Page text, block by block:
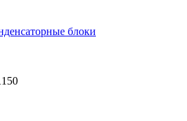
блоки